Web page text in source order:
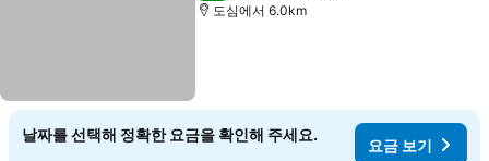
도심에서 6.0km
날짜를 선택해 정확한 요금을 확인해 주세요.
요금 보기